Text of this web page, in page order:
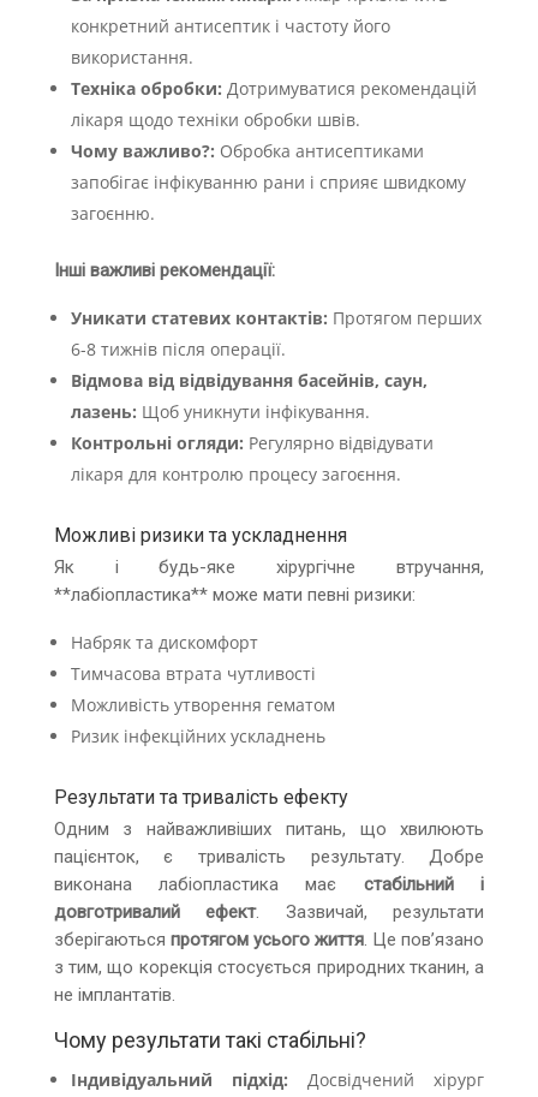
конкретний антисептик і частоту його
використання.
Техніка обробки: Дотримуватися рекомендацій
лікаря щодо техніки обробки швів.
Чому важливо?: Обробка антисептиками
запобігає інфікуванню рани і сприяє швидкому
загоєнню.
Інші важливі рекомендації:
Уникати статевих контактів: Протягом перших
6-8 тижнів після операції.
Відмова від відвідування басейнів, саун,
лазень: Щоб уникнути інфікування.
Контрольні огляди: Регулярно відвідувати
лікаря для контролю процесу загоєння.
Можливі ризики та ускладнення
Як і будь-яке хірургічне втручання,
**лабіопластика** може мати певні ризики:
Набряк та дискомфорт
Тимчасова втрата чутливості
Можливість утворення гематом
Ризик інфекційних ускладнень
Результати та тривалість ефекту
Одним з найважливіших питань, що хвилюють
пацієнток, є тривалість результату. Добре
виконана лабіопластика має стабільний і
довготривалий ефект. Зазвичай, результати
зберігаються протягом усього життя . Це пов’язано
з тим, що корекція стосується природних тканин, а
не імплантатів.
Чому результати такі стабільні?
Індивідуальний підхід: Досвідчений хірург